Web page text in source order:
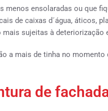
menos ensolaradas ou que
de caixas d´água, áticos,
sujeitas à deteriorização
a mais de tinha no momento
de